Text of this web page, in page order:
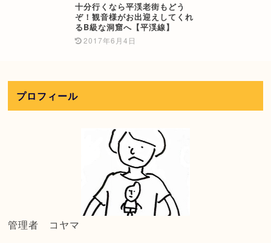
十分行くなら平渓老街もどう
ぞ！観音様がお出迎えしてくれ
るB級な洞窟へ【平渓線】
2017年6月4日
プロフィール
管理者 コヤマ